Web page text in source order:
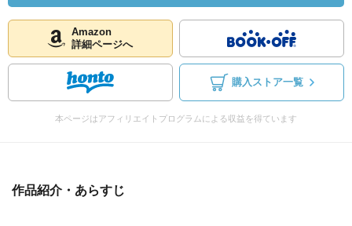
Amazon
詳細ページへ
購入ストア一覧
本ページはアフィリエイトプログラムによる収益を得ています
作品紹介・あらすじ